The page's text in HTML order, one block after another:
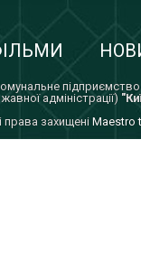
адміністрації)
права захищенiMaestro